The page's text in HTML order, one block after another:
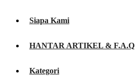
Siapa Kami
HANTAR ARTIKEL & F.A.Q
Kategori